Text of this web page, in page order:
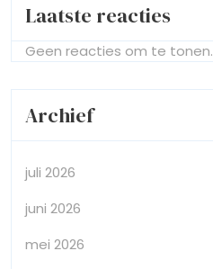
Laatste reacties
Geen reacties om te tonen.
Archief
juli 2026
juni 2026
mei 2026